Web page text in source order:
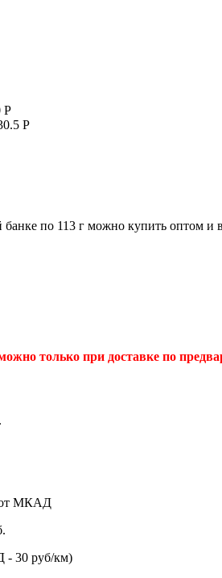
P
P
по 113 г можно купить оптом и
только при доставке по
от МКАД
- 30 руб/км)